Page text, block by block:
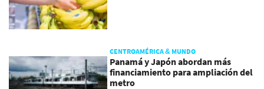
CENTROAMÉRICA & MUNDO
Panamá y Japón abordan más
financiamiento para ampliación del
metro